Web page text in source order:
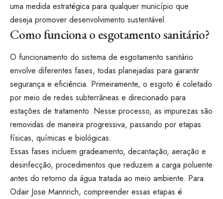
uma medida estratégica para qualquer município que
deseja promover desenvolvimento sustentável.
Como funciona o esgotamento sanitário?
O funcionamento do sistema de esgotamento sanitário
envolve diferentes fases, todas planejadas para garantir
segurança e eficiência. Primeiramente, o esgoto é coletado
por meio de redes subterrâneas e direcionado para
estações de tratamento. Nesse processo, as impurezas são
removidas de maneira progressiva, passando por etapas
físicas, químicas e biológicas.
Essas fases incluem gradeamento, decantação, aeração e
desinfecção, procedimentos que reduzem a carga poluente
antes do retorno da água tratada ao meio ambiente. Para
Odair Jose Mannrich, compreender essas etapas é